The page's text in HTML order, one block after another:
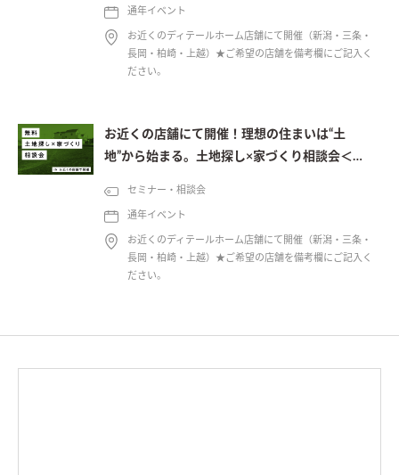
通年イベント
お近くのディテールホーム店舗にて開催（新潟・三条・
長岡・柏崎・上越）★ご希望の店舗を備考欄にご記入く
ださい。
お近くの店舗にて開催！理想の住まいは“土
地”から始まる。土地探し×家づくり相談会＜予
セミナー・相談会
通年イベント
お近くのディテールホーム店舗にて開催（新潟・三条・
長岡・柏崎・上越）★ご希望の店舗を備考欄にご記入く
ださい。